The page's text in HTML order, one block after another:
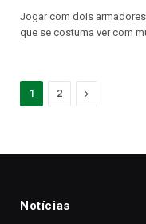
Jogar com dois
que se costuma ver com
1 2 Proximo
Notícias